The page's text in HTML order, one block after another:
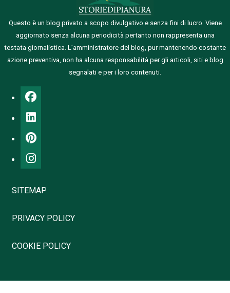
Questo è un blog privato a scopo divulgativo e senza fini di lucro. Viene
aggiornato senza alcuna periodicità pertanto non rappresenta una
testata giornalistica. L’amministratore del blog, pur mantenendo costante
azione preventiva, non ha alcuna responsabilità per gli articoli, siti e blog
segnalati e per i loro contenuti.
SITEMAP
PRIVACY POLICY
COOKIE POLICY